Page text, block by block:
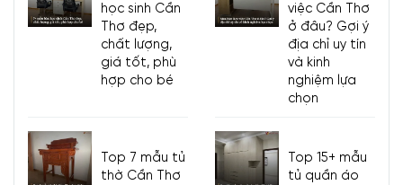
học sinh Cần
Thơ đẹp,
chất lượng,
giá tốt, phù
hợp cho bé
việc Cần Thơ
ở đâu? Gợi ý
địa chỉ uy tín
và kinh
nghiệm lựa
chọn
Top 7 mẫu tủ
thờ Cần Thơ
Top 15+ mẫu
tủ quần áo